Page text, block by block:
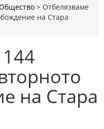
> Отбелязваме
на Стара
на Стара